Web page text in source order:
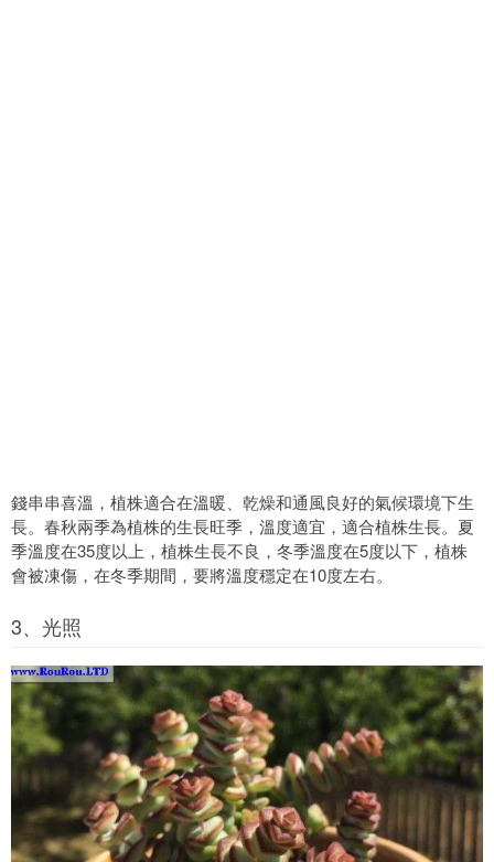
錢串串喜溫，植株適合在溫暖、乾燥和通風良好的氣候環境下生
長。春秋兩季為植株的生長旺季，溫度適宜，適合植株生長。夏
季溫度在35度以上，植株生長不良，冬季溫度在5度以下，植株
會被凍傷，在冬季期間，要將溫度穩定在10度左右。
3、光照